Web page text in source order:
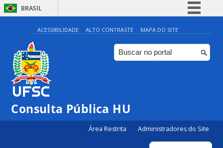
BRASIL
Simplifique!
Comunica BR
Participe
ACESSIBILIDADE ALTO CONTRASTE MAPA DO SITE
Consulta Pública HU
Área Restrita Administradores do Site